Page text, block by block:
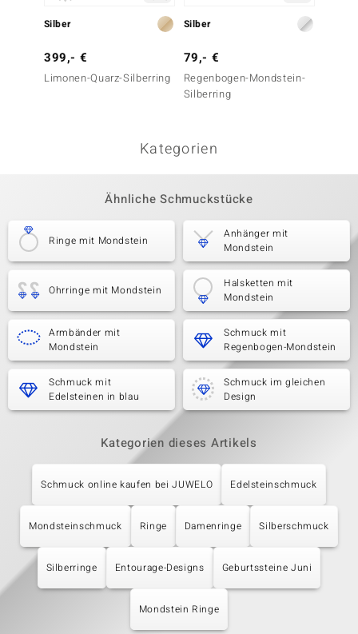
Silber
399,- €
Limonen-Quarz-Silberring
Silber
79,- €
Regenbogen-Mondstein-
Silberring
Kategorien
Ähnliche Schmuckstücke
Ringe mit Mondstein
Anhänger mit
Mondstein
Ohrringe mit Mondstein
Halsketten mit
Mondstein
Armbänder mit
Mondstein
Schmuck mit
Regenbogen-Mondstein
Schmuck mit
Edelsteinen in blau
Schmuck im gleichen
Design
Kategorien dieses Artikels
Schmuck online kaufen bei JUWELO Edelsteinschmuck
Mondsteinschmuck Ringe Damenringe Silberschmuck
Silberringe Entourage-Designs Geburtssteine Juni
Mondstein Ringe